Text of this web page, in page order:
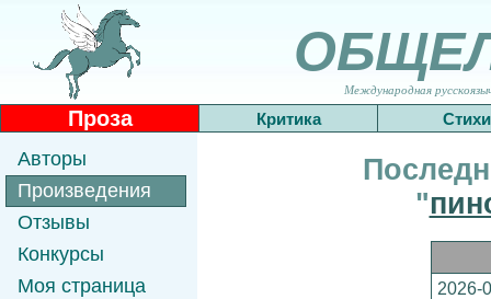
Международная
Проза Критика Стихи
Авторы
Произведения
Отзывы
Конкурсы
Моя страница
"
2026-